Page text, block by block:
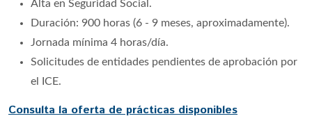
Alta en Seguridad Social.
Duración: 900 horas (6 - 9 meses, aproximadamente).
Jornada mínima 4 horas/día.
Solicitudes de entidades pendientes de aprobación por
el ICE.
Consulta la oferta de prácticas disponibles